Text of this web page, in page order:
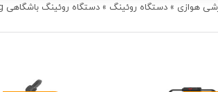
هوازی » دستگاه روئینگ » دستگاه روئینگ باشگاهی Xfitrig